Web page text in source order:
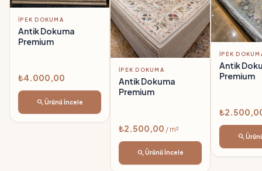
İPEK DOKUMA
Antik Dokuma
Premium
₺4.000,00
searchÜrünü İncele
İPEK DOKUMA
Antik Dokuma
Premium
₺2.500,00 / m²
searchÜrünü İncele
İPEK
Antik
Premium
search